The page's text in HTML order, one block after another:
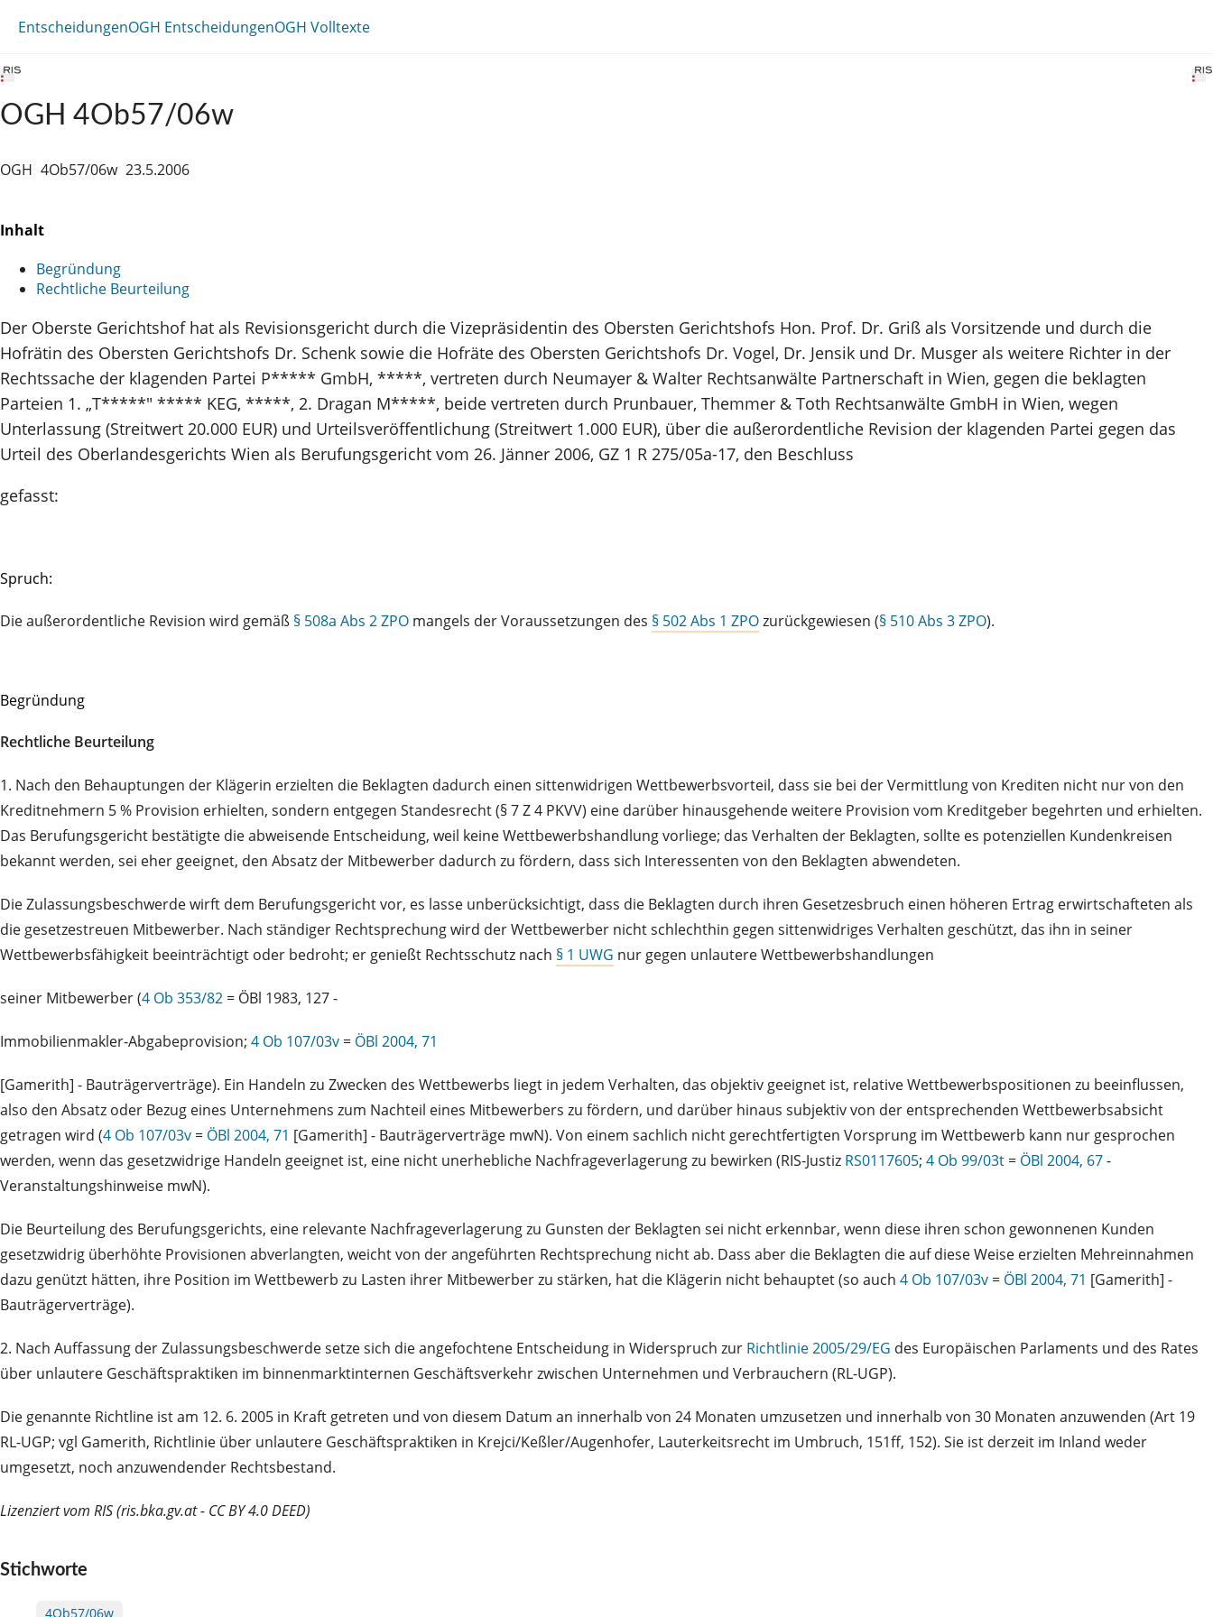
EntscheidungenOGH EntscheidungenOGH Volltexte
OGH 4Ob57/06w
OGH 4Ob57/06w 23.5.2006
Inhalt
Begründung
Rechtliche Beurteilung
Der Oberste Gerichtshof hat als Revisionsgericht durch die Vizepräsidentin des Obersten Gerichtshofs Hon. Prof. Dr. Griß als Vorsitzende und durch die
Hofrätin des Obersten Gerichtshofs Dr. Schenk sowie die Hofräte des Obersten Gerichtshofs Dr. Vogel, Dr. Jensik und Dr. Musger als weitere Richter in der
Rechtssache der klagenden Partei P***** GmbH, *****, vertreten durch Neumayer & Walter Rechtsanwälte Partnerschaft in Wien, gegen die beklagten
Parteien 1. „T*****" ***** KEG, *****, 2. Dragan M*****, beide vertreten durch Prunbauer, Themmer & Toth Rechtsanwälte GmbH in Wien, wegen
Unterlassung (Streitwert 20.000 EUR) und Urteilsveröffentlichung (Streitwert 1.000 EUR), über die außerordentliche Revision der klagenden Partei gegen das
Urteil des Oberlandesgerichts Wien als Berufungsgericht vom 26. Jänner 2006, GZ 1 R 275/05a-17, den Beschluss
gefasst:
Spruch:
Die außerordentliche Revision wird gemäß § 508a Abs 2 ZPO mangels der Voraussetzungen des § 502 Abs 1 ZPOzurückgewiesen (§ 510 Abs 3 ZPO).
Begründung
Rechtliche Beurteilung
1. Nach den Behauptungen der Klägerin erzielten die Beklagten dadurch einen sittenwidrigen Wettbewerbsvorteil, dass sie bei der Vermittlung von Krediten nicht nur von den
Kreditnehmern 5 % Provision erhielten, sondern entgegen Standesrecht (§ 7 Z 4 PKVV) eine darüber hinausgehende weitere Provision vom Kreditgeber begehrten und erhielten.
Das Berufungsgericht bestätigte die abweisende Entscheidung, weil keine Wettbewerbshandlung vorliege; das Verhalten der Beklagten, sollte es potenziellen Kundenkreisen
bekannt werden, sei eher geeignet, den Absatz der Mitbewerber dadurch zu fördern, dass sich Interessenten von den Beklagten abwendeten.
Die Zulassungsbeschwerde wirft dem Berufungsgericht vor, es lasse unberücksichtigt, dass die Beklagten durch ihren Gesetzesbruch einen höheren Ertrag erwirtschafteten als
die gesetzestreuen Mitbewerber. Nach ständiger Rechtsprechung wird der Wettbewerber nicht schlechthin gegen sittenwidriges Verhalten geschützt, das ihn in seiner
Wettbewerbsfähigkeit beeinträchtigt oder bedroht; er genießt Rechtsschutz nach § 1 UWG nur gegen unlautere Wettbewerbshandlungen
seiner Mitbewerber (4 Ob 353/82 = ÖBl 1983, 127 -
Immobilienmakler-Abgabeprovision; 4 Ob 107/03v = ÖBl 2004, 71
[Gamerith] - Bauträgerverträge). Ein Handeln zu Zwecken des Wettbewerbs liegt in jedem Verhalten, das objektiv geeignet ist, relative Wettbewerbspositionen zu beeinflussen,
also den Absatz oder Bezug eines Unternehmens zum Nachteil eines Mitbewerbers zu fördern, und darüber hinaus subjektiv von der entsprechenden Wettbewerbsabsicht
getragen wird (4 Ob 107/03v = ÖBl 2004, 71 [Gamerith] - Bauträgerverträge mwN). Von einem sachlich nicht gerechtfertigten Vorsprung im Wettbewerb kann nur gesprochen
werden, wenn das gesetzwidrige Handeln geeignet ist, eine nicht unerhebliche Nachfrageverlagerung zu bewirken (RIS-Justiz RS0117605; 4 Ob 99/03t = ÖBl 2004, 67-
Veranstaltungshinweise mwN).
Die Beurteilung des Berufungsgerichts, eine relevante Nachfrageverlagerung zu Gunsten der Beklagten sei nicht erkennbar, wenn diese ihren schon gewonnenen Kunden
gesetzwidrig überhöhte Provisionen abverlangten, weicht von der angeführten Rechtsprechung nicht ab. Dass aber die Beklagten die auf diese Weise erzielten Mehreinnahmen
dazu genützt hätten, ihre Position im Wettbewerb zu Lasten ihrer Mitbewerber zu stärken, hat die Klägerin nicht behauptet (so auch 4 Ob 107/03v = ÖBl 2004, 71 [Gamerith] -
Bauträgerverträge).
2. Nach Auffassung der Zulassungsbeschwerde setze sich die angefochtene Entscheidung in Widerspruch zur Richtlinie 2005/29/EG des Europäischen Parlaments und des Rates
über unlautere Geschäftspraktiken im binnenmarktinternen Geschäftsverkehr zwischen Unternehmen und Verbrauchern (RL-UGP).
Die genannte Richtline ist am 12. 6. 2005 in Kraft getreten und von diesem Datum an innerhalb von 24 Monaten umzusetzen und innerhalb von 30 Monaten anzuwenden (Art 19
RL-UGP; vgl Gamerith, Richtlinie über unlautere Geschäftspraktiken in Krejci/Keßler/Augenhofer, Lauterkeitsrecht im Umbruch, 151ff, 152). Sie ist derzeit im Inland weder
umgesetzt, noch anzuwendender Rechtsbestand.
Lizenziert vom RIS (ris.bka.gv.at - CC BY 4.0 DEED)
Stichworte
4Ob57/06w